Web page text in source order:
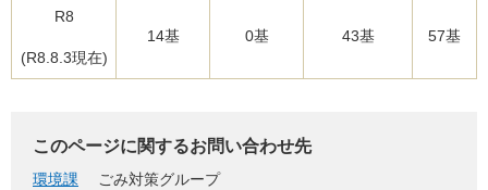
R8
(R8.8.3現在)
14基 0基 43基 57基
このページに関するお問い合わせ先
環境課
ごみ対策グループ